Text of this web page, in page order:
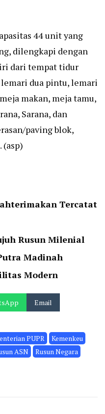
44 unit yang
dilengkapi dengan
dari tempat tidur
dua pintu, lemari
makan, meja tamu,
Sarana, dan
paving blok,
(asp)
Tercatat
Rusun Milenial
Madinah
Modern
Email
PUPR
Kemenkeu
ASN
Rusun Negara